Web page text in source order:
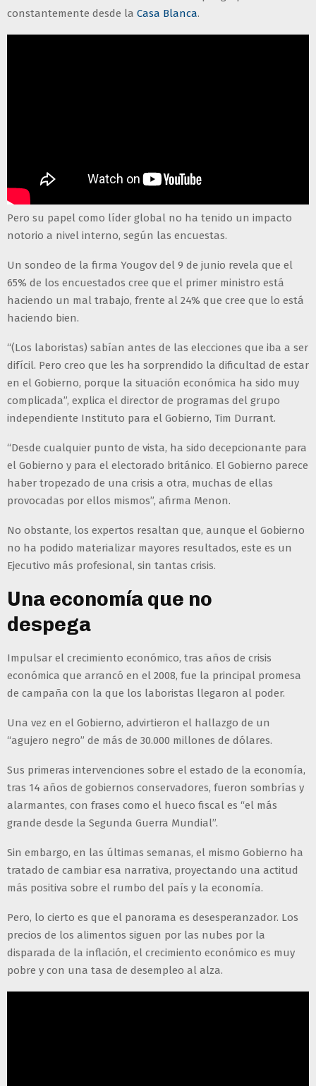
constantemente desde la Casa Blanca.
Pero su papel como líder global no ha tenido un impacto
notorio a nivel interno, según las encuestas.
Un sondeo de la firma Yougov del 9 de junio revela que el
65% de los encuestados cree que el primer ministro está
haciendo un mal trabajo, frente al 24% que cree que lo está
haciendo bien.
“(Los laboristas) sabían antes de las elecciones que iba a ser
difícil. Pero creo que les ha sorprendido la dificultad de estar
en el Gobierno, porque la situación económica ha sido muy
complicada”, explica el director de programas del grupo
independiente Instituto para el Gobierno, Tim Durrant.
“Desde cualquier punto de vista, ha sido decepcionante para
el Gobierno y para el electorado británico. El Gobierno parece
haber tropezado de una crisis a otra, muchas de ellas
provocadas por ellos mismos”, afirma Menon.
No obstante, los expertos resaltan que, aunque el Gobierno
no ha podido materializar mayores resultados, este es un
Ejecutivo más profesional, sin tantas crisis.
Una economía que no
despega
Impulsar el crecimiento económico, tras años de crisis
económica que arrancó en el 2008, fue la principal promesa
de campaña con la que los laboristas llegaron al poder.
Una vez en el Gobierno, advirtieron el hallazgo de un
“agujero negro” de más de 30.000 millones de dólares.
Sus primeras intervenciones sobre el estado de la economía,
tras 14 años de gobiernos conservadores, fueron sombrías y
alarmantes, con frases como el hueco fiscal es “el más
grande desde la Segunda Guerra Mundial”.
Sin embargo, en las últimas semanas, el mismo Gobierno ha
tratado de cambiar esa narrativa, proyectando una actitud
más positiva sobre el rumbo del país y la economía.
Pero, lo cierto es que el panorama es desesperanzador. Los
precios de los alimentos siguen por las nubes por la
disparada de la inflación, el crecimiento económico es muy
pobre y con una tasa de desempleo al alza.